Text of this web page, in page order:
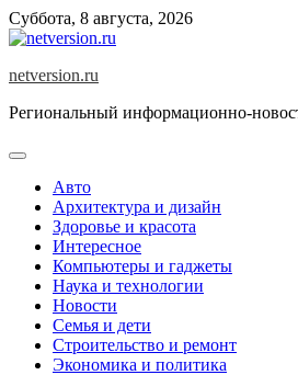
Skip
to
Суббота, 8 августа, 2026
netversion.ru
Региональный информационно-
Авто
Архитектура и дизайн
Здоровье и красота
Интересное
Компьютеры и гаджеты
Наука и технологии
Новости
Семья и дети
Строительство и ремонт
Экономика и политика